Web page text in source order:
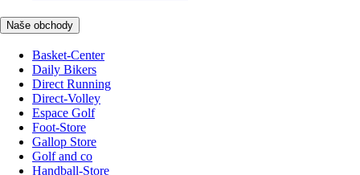
Naše obchody
Basket-Center
Daily Bikers
Direct Running
Direct-Volley
Espace Golf
Foot-Store
Gallop Store
Golf and co
Handball-Store